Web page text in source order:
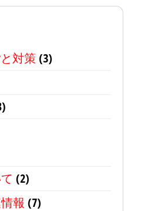
対策 (3)
(2)
報 (7)